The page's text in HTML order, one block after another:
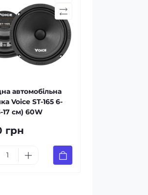
автомобільна
Voice ST-165 6-
17 см) 60W
грн